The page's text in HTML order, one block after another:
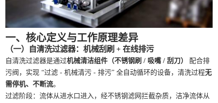
一、核心定义与工作原理差异
（一）自清洗过滤器：机械刮刷 + 在线排污
自清洗过滤器是通过机械清洁组件（不锈钢刷 / 吸嘴 / 刮刀）
配合排
污阀，实现 “过滤 - 机械清污 - 排污” 全自动循环的设备，清洗过程无
需停机、不断流。
过滤阶段：流体从进水口进入，经不锈钢滤网拦截杂质，洁净流体从